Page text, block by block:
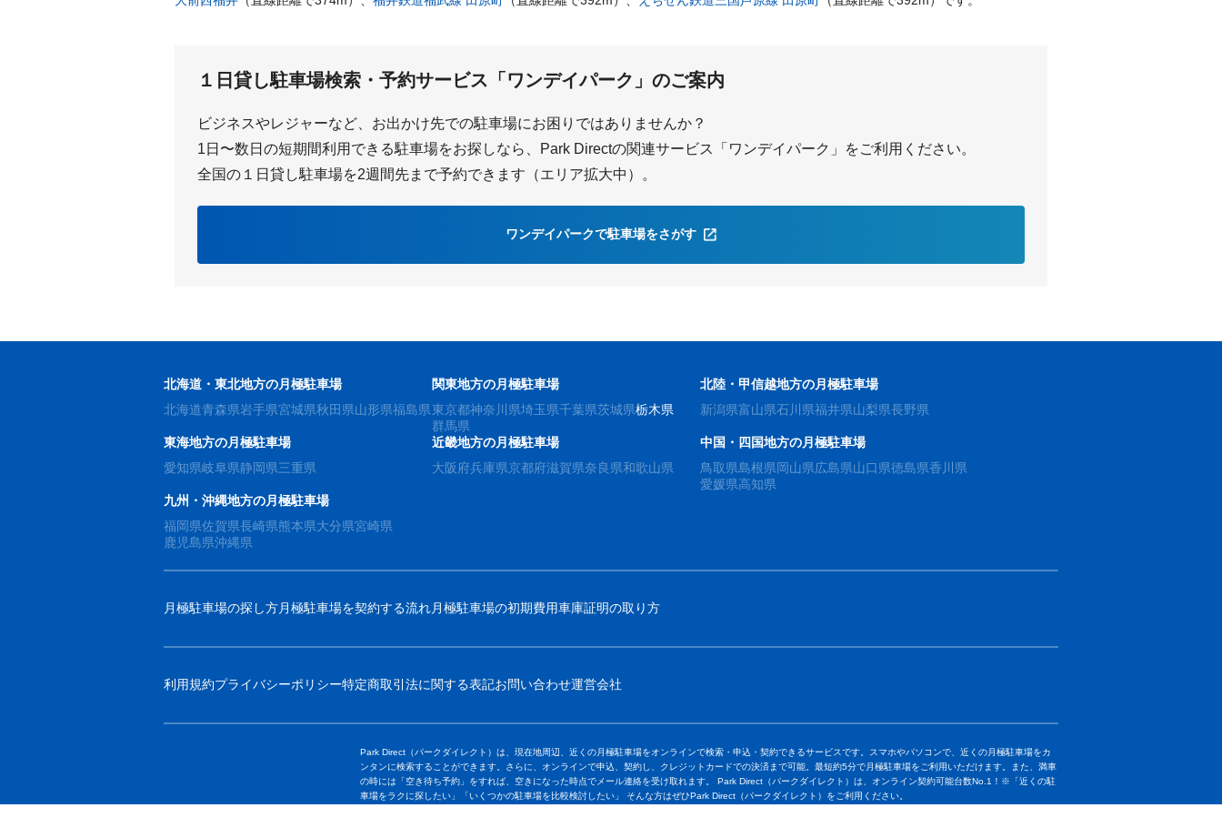
１日貸し駐車場検索・予約サービス「ワンデイパーク」のご案内
ビジネスやレジャーなど、お出かけ先での駐車場にお困りではありませんか？
1日〜数日の短期間利用できる駐車場をお探しなら、Park Directの関連サービス「ワンデイパーク」をご利用ください。
全国の１日貸し駐車場を2週間先まで予約できます（エリア拡大中）。
ワンデイパークで駐車場をさがす
北海道・東北地方の月極駐車場
北海道青森県岩手県宮城県秋田県山形県福島県
関東地方の月極駐車場
東京都神奈川県埼玉県千葉県茨城県栃木県
群馬県
北陸・甲信越地方の月極駐車場
新潟県富山県石川県福井県山梨県長野県
東海地方の月極駐車場
愛知県岐阜県静岡県三重県
近畿地方の月極駐車場
大阪府兵庫県京都府滋賀県奈良県和歌山県
中国・四国地方の月極駐車場
鳥取県島根県岡山県広島県山口県徳島県香川県
愛媛県高知県
九州・沖縄地方の月極駐車場
福岡県佐賀県長崎県熊本県大分県宮崎県
鹿児島県沖縄県
月極駐車場の探し方月極駐車場を契約する流れ月極駐車場の初期費用車庫証明の取り方
利用規約プライバシーポリシー特定商取引法に関する表記お問い合わせ運営会社
Park Direct（パークダイレクト）は、現在地周辺、近くの月極駐車場をオンラインで検索・申込・契約できるサービスです。スマホやパソコンで、近くの月極駐車場をカ
ンタンに検索することができます。さらに、オンラインで申込、契約し、クレジットカードでの決済まで可能。最短約5分で月極駐車場をご利用いただけます。また、満車
の時には「空き待ち予約」をすれば、空きになった時点でメール連絡を受け取れます。 Park Direct（パークダイレクト）は、オンライン契約可能台数No.1！※
「近くの駐
車場をラクに探したい」「いくつかの駐車場を比較検討したい」 そんな方はぜひPark Direct（パークダイレクト）をご利用ください。